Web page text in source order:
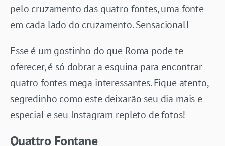
pelo cruzamento das quatro fontes, uma fonte
em cada lado do cruzamento. Sensacional!
Esse é um gostinho do que Roma pode te
oferecer, é só dobrar a esquina para encontrar
quatro fontes mega interessantes. Fique atento,
segredinho como este deixarão seu dia mais e
especial e seu Instagram repleto de fotos!
Quattro Fontane